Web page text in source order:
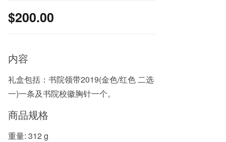
$200.00
内容
礼盒包括：书院领带2019(金色/红色 二选
一)一条及书院校徽胸针一个。
商品规格
重量: 312 g